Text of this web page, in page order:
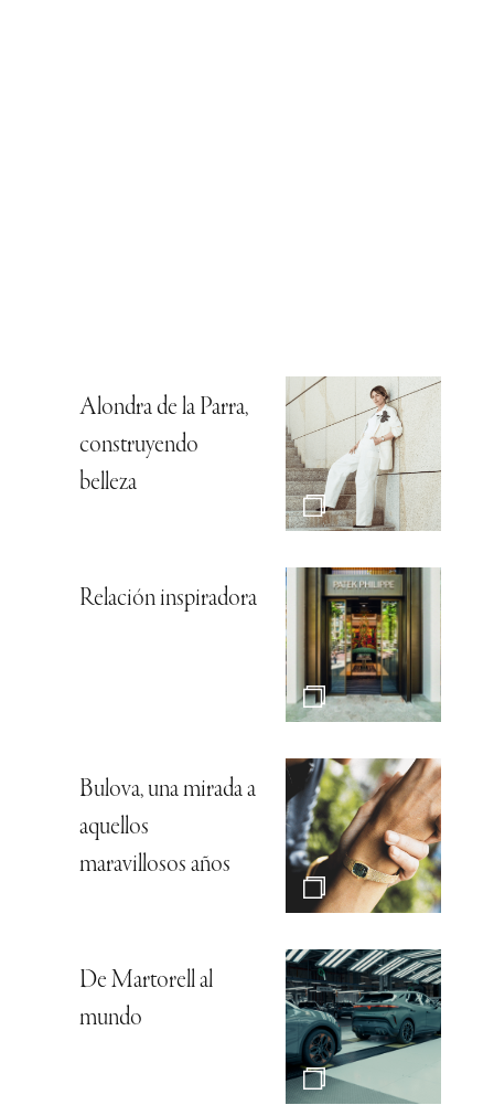
Alondra de la Parra,
construyendo
belleza
Relación inspiradora
Bulova, una mirada a
aquellos
maravillosos años
De Martorell al
mundo